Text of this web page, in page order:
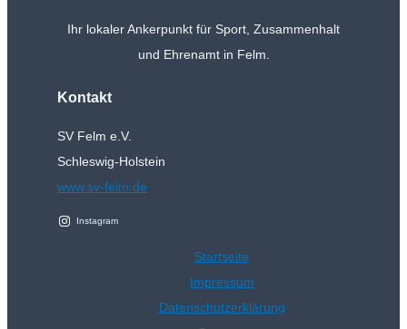
Ihr lokaler Ankerpunkt für Sport, Zusammenhalt
und Ehrenamt in Felm.
Kontakt
SV Felm e.V.
Schleswig-Holstein
www.sv-felm.de
Instagram
Startseite
Impressum
Datenschutzerklärung